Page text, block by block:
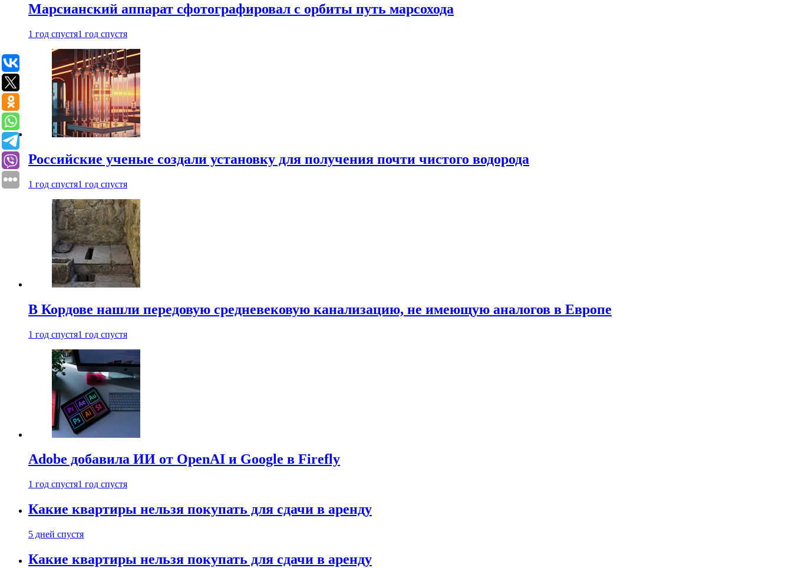
Марсианский аппарат сфотографировал с орбиты путь марсохода
1 год спустя1 год спустя
Российские ученые создали установку для получения почти чистого водорода
1 год спустя1 год спустя
В Кордове нашли передовую средневековую канализацию, не имеющую аналогов в Европе
1 год спустя1 год спустя
Adobe добавила ИИ от OpenAI и Google в Firefly
1 год спустя1 год спустя
Какие квартиры нельзя покупать для сдачи в аренду
5 дней спустя
Какие квартиры нельзя покупать для сдачи в аренду